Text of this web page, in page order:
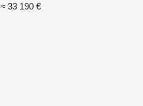
≈ 33 190 €